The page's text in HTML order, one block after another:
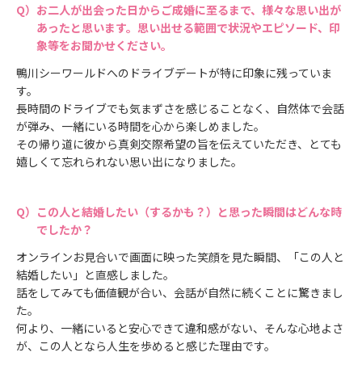
お二人が出会った日からご成婚に至るまで、様々な思い出が
あったと思います。思い出せる範囲で状況やエピソード、印
象等をお聞かせください。
鴨川シーワールドへのドライブデートが特に印象に残っていま
す。
長時間のドライブでも気まずさを感じることなく、自然体で会話
が弾み、一緒にいる時間を心から楽しめました。
その帰り道に彼から真剣交際希望の旨を伝えていただき、とても
嬉しくて忘れられない思い出になりました。
この人と結婚したい（するかも？）と思った瞬間はどんな時
でしたか？
オンラインお見合いで画面に映った笑顔を見た瞬間、「この人と
結婚したい」と直感しました。
話をしてみても価値観が合い、会話が自然に続くことに驚きまし
た。
何より、一緒にいると安心できて違和感がない、そんな心地よさ
が、この人となら人生を歩めると感じた理由です。